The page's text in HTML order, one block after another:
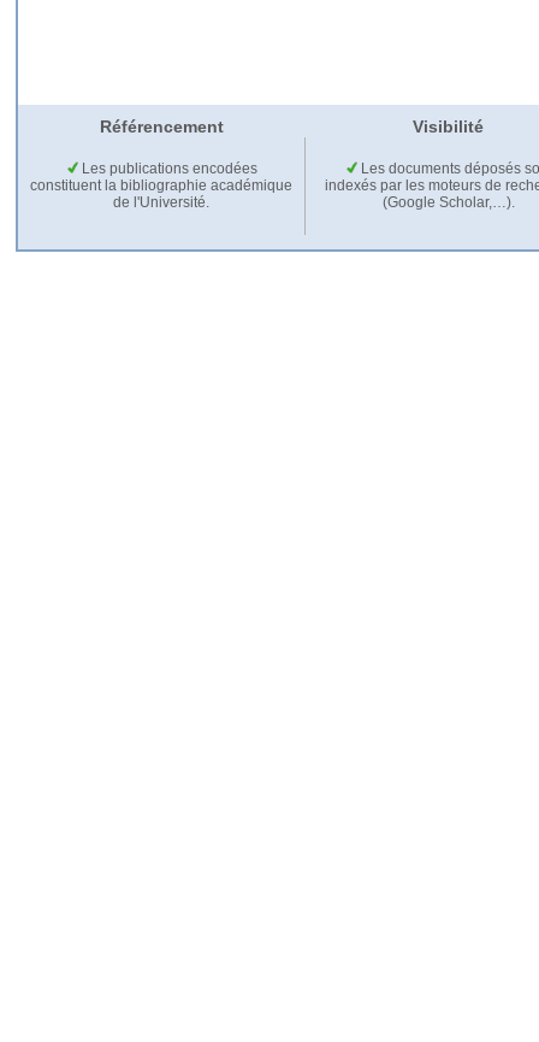
Référencement Visibilité
Les publications encodées
constituent la bibliographie académique
de l'Université.
Les documents déposés
indexés par les moteurs de
(Google Scholar,…).